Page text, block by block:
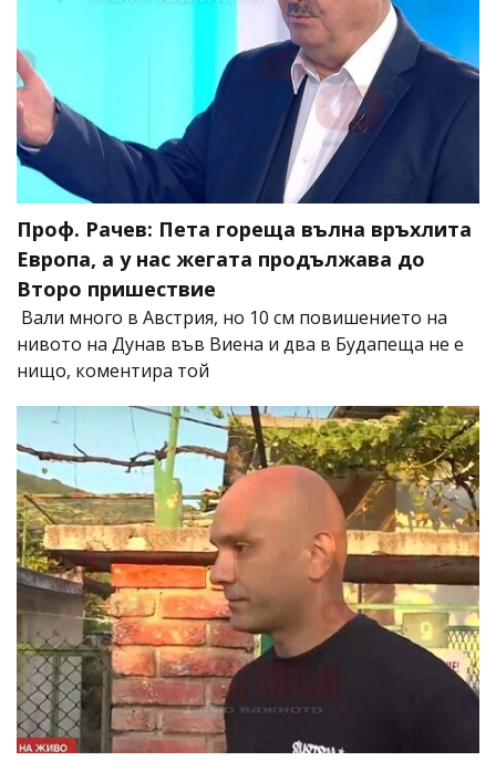
Проф. Рачев: Пета гореща вълна връхлита
Европа, а у нас жегата продължава до
Второ пришествие
Вали много в Австрия, но 10 см повишението на
нивото на Дунав във Виена и два в Будапеща не е
нищо, коментира той